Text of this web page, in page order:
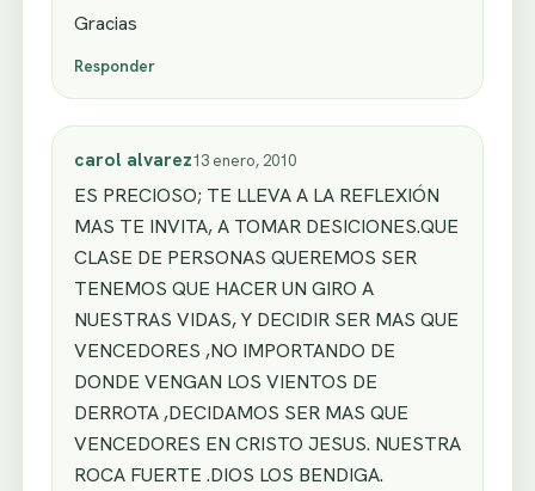
Gracias
Responder
carol alvarez13 enero, 2010
ES PRECIOSO; TE LLEVA A LA REFLEXIÓN
MAS TE INVITA, A TOMAR DESICIONES.QUE
CLASE DE PERSONAS QUEREMOS SER
TENEMOS QUE HACER UN GIRO A
NUESTRAS VIDAS, Y DECIDIR SER MAS QUE
VENCEDORES ,NO IMPORTANDO DE
DONDE VENGAN LOS VIENTOS DE
DERROTA ,DECIDAMOS SER MAS QUE
VENCEDORES EN CRISTO JESUS. NUESTRA
ROCA FUERTE .DIOS LOS BENDIGA.